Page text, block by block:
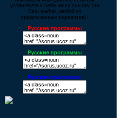
установите у себя нашу ссылку (на
Ваш выбор, любой из
предложенных вариантов):
Русские программы
Русские программы
Русские программы